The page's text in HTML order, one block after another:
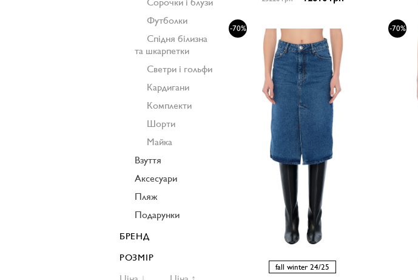
-70%
fall winter 24/25
-70%
Футболки
Спідня білизна
та шкарпетки
Светри і гольфи
Кардигани
Комплекти
Шорти
Майка
Взуття
Аксесуари
Пляж
Подарунки
БРЕНД
РОЗМІР